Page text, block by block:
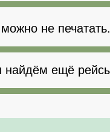
можно не печатать.
найдём ещё